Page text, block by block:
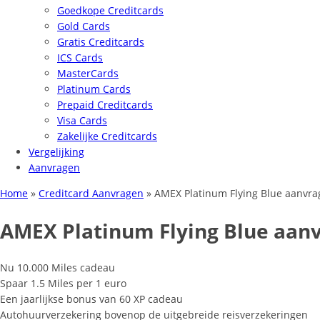
Goedkope Creditcards
Gold Cards
Gratis Creditcards
ICS Cards
MasterCards
Platinum Cards
Prepaid Creditcards
Visa Cards
Zakelijke Creditcards
Vergelijking
Aanvragen
Home » Creditcard Aanvragen » AMEX Platinum Flying Blue
AMEX Platinum Flying Blue
Nu 10.000 Miles cadeau
Spaar 1.5 Miles per 1 euro
Een jaarlijkse bonus van 60 XP cadeau
Autohuurverzekering bovenop de uitgebreide reisverzekeringen